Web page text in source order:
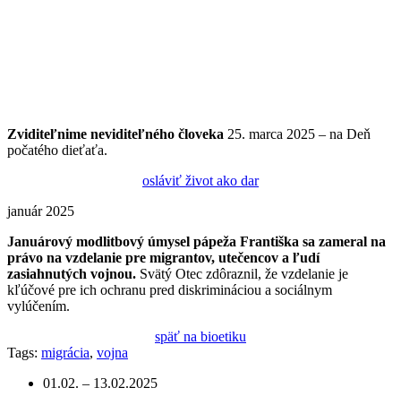
Zviditeľnime neviditeľného človeka 25. marca 2025 – na Deň
počatého dieťaťa.
osláviť život ako dar
január 2025
Januárový modlitbový úmysel pápeža Františka sa zameral na
právo na vzdelanie pre migrantov, utečencov a ľudí
zasiahnutých vojnou. Svätý Otec zdôraznil, že vzdelanie je
kľúčové pre ich ochranu pred diskrimináciou a sociálnym
vylúčením.
späť na bioetiku
Tags: migrácia, vojna
01.02. – 13.02.2025